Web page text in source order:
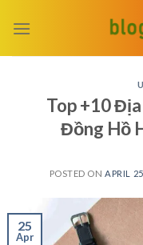
Top +10
Đồng Hồ
POSTED ON APRIL
25
Apr